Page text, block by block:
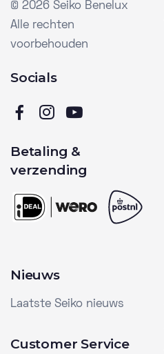
© 2026 Seiko Benelux
Alle rechten
voorbehouden
Socials
Betaling &
verzending
Nieuws
Laatste Seiko nieuws
Customer Service